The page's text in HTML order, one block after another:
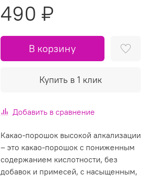
490 ₽
В корзину
Купить в 1 клик
Добавить в сравнение
Какао-порошок высокой алкализации
– это какао-порошок с пониженным
содержанием кислотности, без
добавок и примесей, с насыщенным,